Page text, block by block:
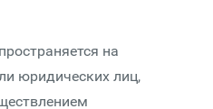
на
юридических лиц,